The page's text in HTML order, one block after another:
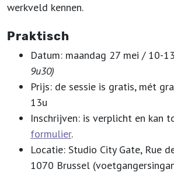
werkveld kennen.
Praktisch
Datum: maandag 27 mei / 10-
9u30)
Prijs: de sessie is gratis, mét
13u
Inschrijven: is verplicht en kan
formulier.
Locatie: Studio City Gate, Rue
1070 Brussel